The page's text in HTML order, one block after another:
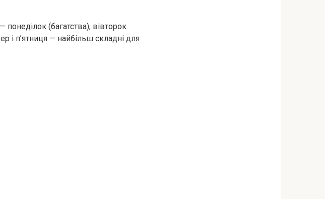
(багатства), вівторок
і п’ятниця — найбільш складні для